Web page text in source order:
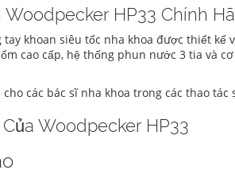
Woodpecker HP33 Chính
tay khoan siêu tốc nha khoa được thiết
cao cấp, hệ thống phun nước 3 tia và
các bác sĩ nha khoa trong các thao
Woodpecker HP33